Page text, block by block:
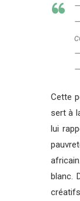
Cette
sert à
lui
blanc.